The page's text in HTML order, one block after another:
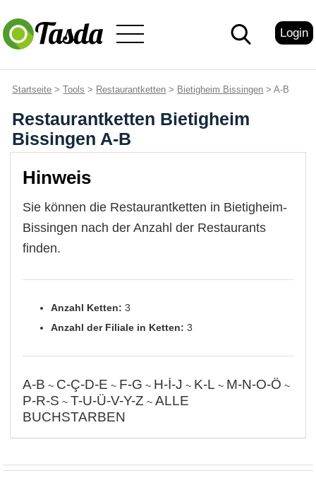
Login
Startseite >Tools > Restaurantketten > Bietigheim Bissingen > A-B
Restaurantketten Bietigheim
Bissingen A-B
Hinweis
Sie können die Restaurantketten in Bietigheim-
Bissingen nach der Anzahl der Restaurants
finden.
Anzahl Ketten: 3
Anzahl der Filiale in Ketten: 3
A-B ~ C-Ç-D-E ~ F-G ~ H-İ-J ~ K-L ~ M-N-O-Ö ~
P-R-S ~ T-U-Ü-V-Y-Z ~ALLE
BUCHSTARBEN